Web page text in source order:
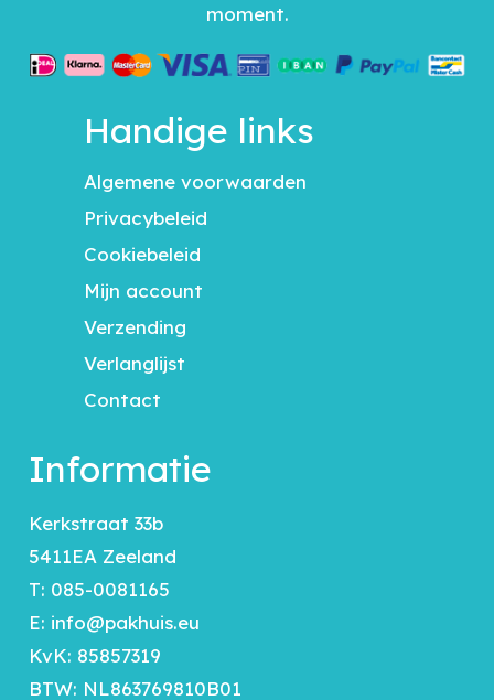
moment.
Handige links
Algemene voorwaarden
Privacybeleid
Cookiebeleid
Mijn account
Verzending
Verlanglijst
Contact
Informatie
Kerkstraat 33b
5411EA Zeeland
T: 085-0081165
E: info@pakhuis.eu
KvK: 85857319
BTW: NL863769810B01